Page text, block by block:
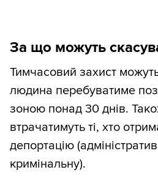
За що можуть
Тимчасовий захист
людина перебуватиме
зоною понад 30 днів.
втрачатимуть ті, хто
депортацію
кримінальну).